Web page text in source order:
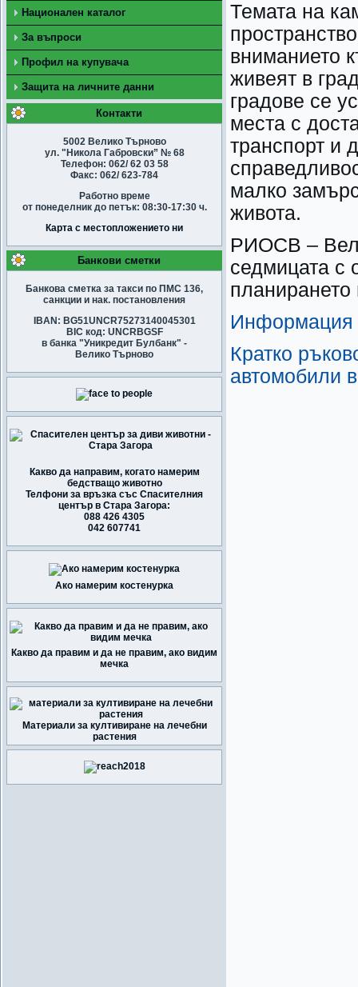
Национален каталог
За въпроси
Профил на купувача
Защита на личните данни
Контакти
5002 Велико Търново
ул. "Никола Габровски” № 68
Телефон: 062/ 62 03 58
Факс: 062/ 623-784
Работно време
от понеделник до петък: 08:30-17:30 ч.
Карта с местопложението ни
Банкови сметки
Банкова сметка за такси по ПМС 136,
санкции и нак. постановления
IBAN: BG51UNCR75273140045301
BIC код: UNCRBGSF
в банка "Уникредит Булбанк" -
Велико Търново
Какво да направим, когато намерим
бедстващо животно
Телфони за връзка със Спасителния
център в Стара Загора:
088 426 4305
042 607741
Ако намерим костенурка
Какво да правим и да не правим, ако видим
мечка
Материали за култивиране на лечебни
растения
Темата на
вниманието
живеят в
градове се
места с
транспорт и
малко
живота.
РИОСВ –
седмицата с
планирането
Информация
Кратко
автомобили